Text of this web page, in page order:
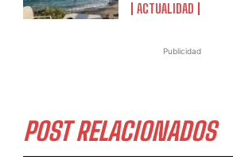
ACTUALIDAD
Publicidad
POST RELACIONADOS